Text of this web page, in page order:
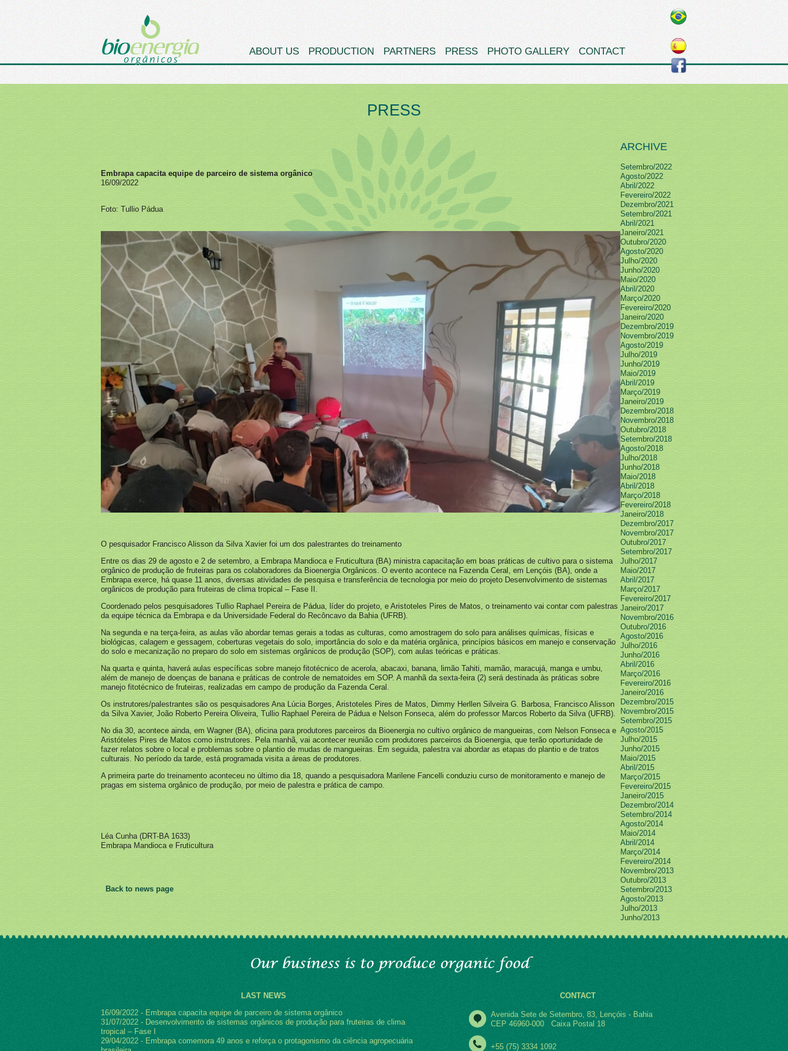
ABOUT US PRODUCTION PARTNERS PRESS PHOTO GALLERY CONTACT
PRESS
Embrapa capacita equipe de parceiro de sistema orgânico
16/09/2022
Foto: Tullio Pádua
O pesquisador Francisco Alisson da Silva Xavier foi um dos palestrantes do treinamento
Entre os dias 29 de agosto e 2 de setembro, a Embrapa Mandioca e Fruticultura (BA) ministra capacitação em boas práticas de cultivo para o sistema
orgânico de produção de fruteiras para os colaboradores da Bioenergia Orgânicos. O evento acontece na Fazenda Ceral, em Lençóis (BA), onde a
Embrapa exerce, há quase 11 anos, diversas atividades de pesquisa e transferência de tecnologia por meio do projeto Desenvolvimento de sistemas
orgânicos de produção para fruteiras de clima tropical – Fase II.
Coordenado pelos pesquisadores Tullio Raphael Pereira de Pádua, líder do projeto, e Aristoteles Pires de Matos, o treinamento vai contar com palestras
da equipe técnica da Embrapa e da Universidade Federal do Recôncavo da Bahia (UFRB).
Na segunda e na terça-feira, as aulas vão abordar temas gerais a todas as culturas, como amostragem do solo para análises químicas, físicas e
biológicas, calagem e gessagem, coberturas vegetais do solo, importância do solo e da matéria orgânica, princípios básicos em manejo e conservação
do solo e mecanização no preparo do solo em sistemas orgânicos de produção (SOP), com aulas teóricas e práticas.
Na quarta e quinta, haverá aulas específicas sobre manejo fitotécnico de acerola, abacaxi, banana, limão Tahiti, mamão, maracujá, manga e umbu,
além de manejo de doenças de banana e práticas de controle de nematoides em SOP. A manhã da sexta-feira (2) será destinada às práticas sobre
manejo fitotécnico de fruteiras, realizadas em campo de produção da Fazenda Ceral.
Os instrutores/palestrantes são os pesquisadores Ana Lúcia Borges, Aristoteles Pires de Matos, Dimmy Herllen Silveira G. Barbosa, Francisco Alisson
da Silva Xavier, João Roberto Pereira Oliveira, Tullio Raphael Pereira de Pádua e Nelson Fonseca, além do professor Marcos Roberto da Silva (UFRB).
No dia 30, acontece ainda, em Wagner (BA), oficina para produtores parceiros da Bioenergia no cultivo orgânico de mangueiras, com Nelson Fonseca e
Aristóteles Pires de Matos como instrutores. Pela manhã, vai acontecer reunião com produtores parceiros da Bioenergia, que terão oportunidade de
fazer relatos sobre o local e problemas sobre o plantio de mudas de mangueiras. Em seguida, palestra vai abordar as etapas do plantio e de tratos
culturais. No período da tarde, está programada visita a áreas de produtores.
A primeira parte do treinamento aconteceu no último dia 18, quando a pesquisadora Marilene Fancelli conduziu curso de monitoramento e manejo de
pragas em sistema orgânico de produção, por meio de palestra e prática de campo.
Léa Cunha (DRT-BA 1633)
Embrapa Mandioca e Fruticultura
Back to news page
ARCHIVE
Setembro/2022
Agosto/2022
Abril/2022
Fevereiro/2022
Dezembro/2021
Setembro/2021
Abril/2021
Janeiro/2021
Outubro/2020
Agosto/2020
Julho/2020
Junho/2020
Maio/2020
Abril/2020
Março/2020
Fevereiro/2020
Janeiro/2020
Dezembro/2019
Novembro/2019
Agosto/2019
Julho/2019
Junho/2019
Maio/2019
Abril/2019
Março/2019
Janeiro/2019
Dezembro/2018
Novembro/2018
Outubro/2018
Setembro/2018
Agosto/2018
Julho/2018
Junho/2018
Maio/2018
Abril/2018
Março/2018
Fevereiro/2018
Janeiro/2018
Dezembro/2017
Novembro/2017
Outubro/2017
Setembro/2017
Julho/2017
Maio/2017
Abril/2017
Março/2017
Fevereiro/2017
Janeiro/2017
Novembro/2016
Outubro/2016
Agosto/2016
Julho/2016
Junho/2016
Abril/2016
Março/2016
Fevereiro/2016
Janeiro/2016
Dezembro/2015
Novembro/2015
Setembro/2015
Agosto/2015
Julho/2015
Junho/2015
Maio/2015
Abril/2015
Março/2015
Fevereiro/2015
Janeiro/2015
Dezembro/2014
Setembro/2014
Agosto/2014
Maio/2014
Abril/2014
Março/2014
Fevereiro/2014
Novembro/2013
Outubro/2013
Setembro/2013
Agosto/2013
Julho/2013
Junho/2013
LAST NEWS
16/09/2022 - Embrapa capacita equipe de parceiro de sistema orgânico
31/07/2022 - Desenvolvimento de sistemas orgânicos de produção para fruteiras de clima
tropical – Fase I
29/04/2022 - Embrapa comemora 49 anos e reforça o protagonismo da ciência agropecuária
CONTACT
Avenida Sete de Setembro, 83, Lençóis - Bahia
CEP 46960-000 Caixa Postal 18
+55 (75) 3334 1092